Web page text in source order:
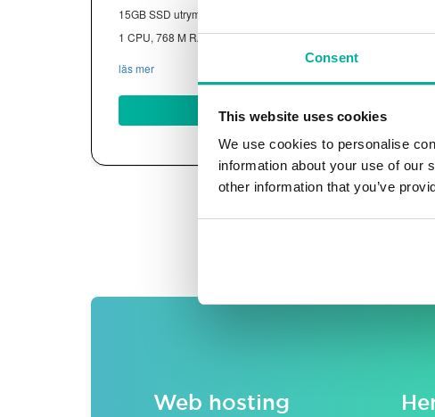
Consent
This website uses cookies
We use cookies to personalise
information about your use of our
other information that you’ve
15GB SSD utrymme
1 CPU, 768 M RAM ~13K besökare/mån
läs mer
Köp nu
Alla priser visas exklusive
Web hosting